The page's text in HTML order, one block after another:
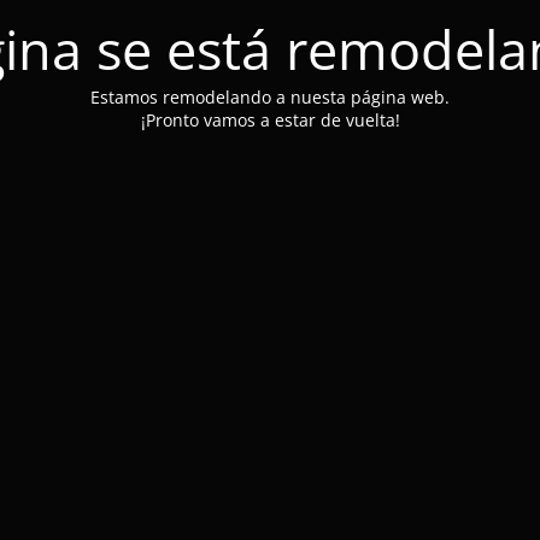
se está
Estamos remodelando a nuesta página web.
¡Pronto vamos a estar de vuelta!